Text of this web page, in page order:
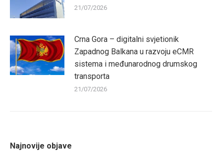
21/07/2026
Crna Gora – digitalni svjetionik
Zapadnog Balkana u razvoju eCMR
sistema i međunarodnog drumskog
transporta
21/07/2026
Najnovije objave